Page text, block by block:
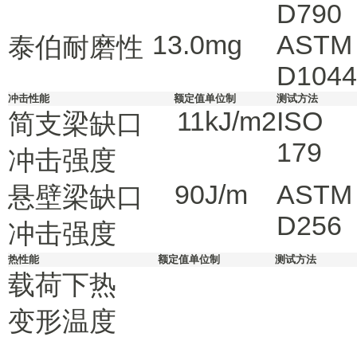
D790
泰伯耐磨性 13.0mg
ASTM
D1044
冲击性能 额定值单位制 测试方法
简支梁缺口
冲击强度
11kJ/m2ISO
179
悬壁梁缺口
冲击强度
90J/m
ASTM
D256
热性能 额定值单位制 测试方法
载荷下热
变形温度